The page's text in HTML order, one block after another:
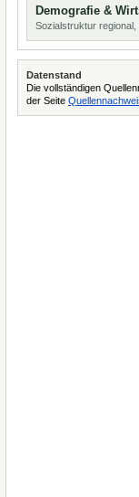
Demografie &
Sozialstruktur
Datenstand
Die vollständigen
der Seite